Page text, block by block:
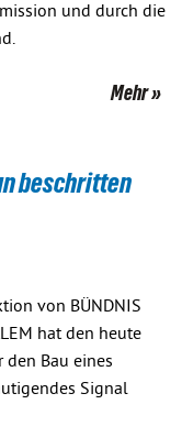
und durch die
Mehr
beschritten
von BÜNDNIS
hat den heute
Bau eines
Signal